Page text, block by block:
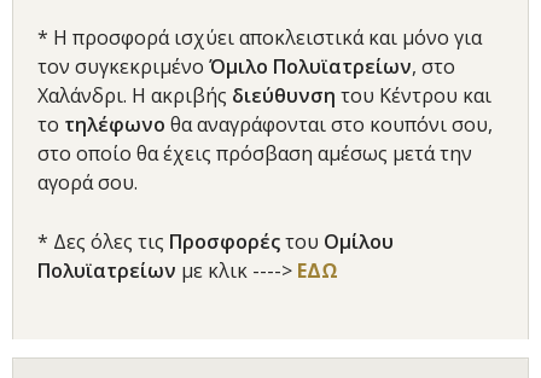
* Η προσφορά ισχύει αποκλειστικά και μόνο για
τον συγκεκριμένο Όμιλο Πολυϊατρείων, στο
Χαλάνδρι. Η ακριβής διεύθυνση του Κέντρου και
το τηλέφωνο θα αναγράφονται στο κουπόνι σου,
στο οποίο θα έχεις πρόσβαση αμέσως μετά την
αγορά σου.
* Δες όλες τις Προσφορέςτου Ομίλου
Πολυϊατρείων με κλικ ----> ΕΔΩ